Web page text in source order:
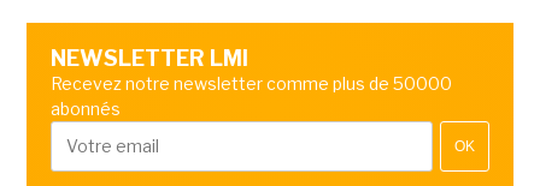
NEWSLETTER LMI
Recevez notre newsletter comme plus de 50000
abonnés
OK